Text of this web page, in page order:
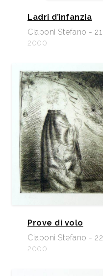
Ladri d’infanzia
Ciaponi Stefano - 21
2000
Prove di volo
Ciaponi Stefano - 22
2000